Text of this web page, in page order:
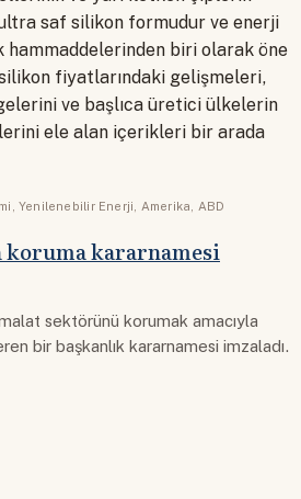
saf silikon formudur ve enerji
hammaddelerinden biri olarak öne
fiyatlarındaki gelişmeleri,
ve başlıca üretici ülkelerin
ele alan içerikleri bir arada
, Yenilenebilir Enerji, Amerika, ABD
kararnamesi
sektörünü korumak amacıyla
bir başkanlık kararnamesi imzaladı.